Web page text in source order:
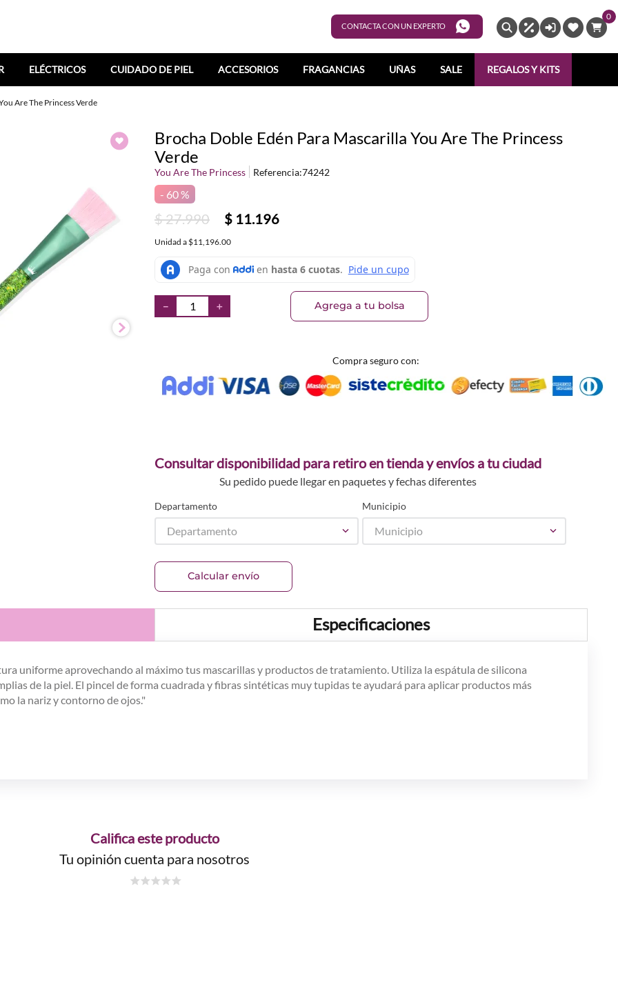
CONTACTA CON UN EXPERTO
0
ELÉCTRICOS CUIDADO DE PIEL ACCESORIOS FRAGANCIAS UÑAS SALE REGALOS Y KITS
Are The Princess Verde
Brocha Doble Edén Para Mascarilla You Are The Princess
Verde
You Are The Princess Referencia:74242
60 %
$27.990 $ 11.196
Unidad a $11,196.00
＋
－ Agrega a tu bolsa
Compra seguro con:
Consultar disponibilidad para retiro en tienda y envíos a tu ciudad
Su pedido puede llegar en paquetes y fechas diferentes
Departamento
Departamento
Municipio
Municipio
Calcular envío
Especificaciones
uniforme aprovechando al máximo tus mascarillas y productos de tratamiento. Utiliza la espátula de silicona
de la piel. El pincel de forma cuadrada y fibras sintéticas muy tupidas te ayudará para aplicar productos más
la nariz y contorno de ojos."
Califica este producto
Tu opinión cuenta para nosotros